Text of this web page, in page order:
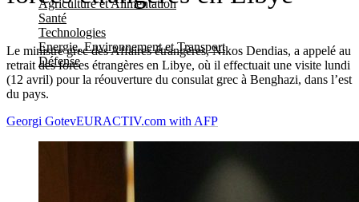
Agriculture et Alimentation
Santé
Technologies
Energie, Environnement et Transport
Défense
Le ministre grec des Affaires étrangères, Nikos Dendias, a appelé au
retrait des forces étrangères en Libye, où il effectuait une visite lundi
(12 avril) pour la réouverture du consulat grec à Benghazi, dans l’est
du pays.
Georgi GotevEURACTIV.com with AFP